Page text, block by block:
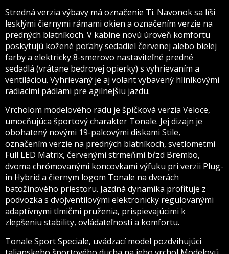
Stredná verzia výbavy má označenie Ti. Navonok sa líši
lesklými čiernymi rámami okien a označením verzie na
predných blatníkoch. V kabíne novú úroveň komfortu
poskytujú kožené poťahy sedadiel červenej alebo bielej
farby a elektricky 8-smerovo nastaviteľné predné
sedadlá (vrátane bedrovej opierky) s vyhrievaním a
ventiláciou. Vyhrievaný je aj volant vybavený hliníkovými
radiacimi pádlami pre agilnejšiu jazdu.
Vrcholom modelového radu je špičková verzia Veloce,
umocňujúca športový charakter Tonale. Jej dizajn je
obohatený novými 19-palcovými diskami Stile,
označením verzie na predných blatníkoch, svetlometmi
Full LED Matrix, červenými strmeňmi bŕzd Brembo,
dvoma chrómovanými koncovkami výfuku pri verzii Plug-
in Hybrid a čiernym logom Tonale na dverách
batožinového priestoru. Jazdná dynamika profituje z
podvozka s dvojventilovými elektronicky regulovanými
adaptívnymi tlmičmi pruženia, prispievajúcimi k
zlepšeniu stability, ovládateľnosti a komfortu.
Tonale Sport Speciale, uvádzací model pozdvihujúci